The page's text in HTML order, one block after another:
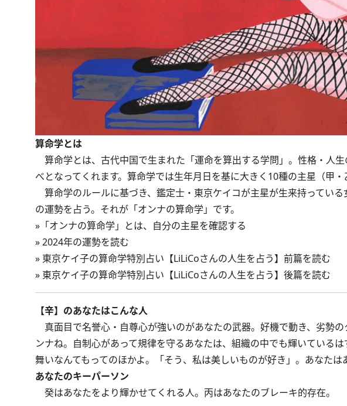
算命学とは
算命学とは、古代中国で生まれた「運命を算出する学問」。性格・人
べとなってくれます。算命学では生年月日を基に大きく10種の主星（甲
算命学のルールに基づき、鑑定士・東京ケイコが主星が生来持ってい
の運勢を占う。それが「オンナの算命学」です。
» 「オンナの算命学」とは、自分の主星を確認する
»2024年の運勢を読む
» 東京ケイ子の算命学特別占い【LiLiCoさんの人生を占う】前篇を読む
» 東京ケイ子の算命学特別占い【LiLiCoさんの人生を占う】後篇を読む
【辛】のあなたはこんな人
真面目で名誉心・自尊心が強いのがあなたの武器。好機で動き、劣勢
ンナね。自制心があって規律を守るあなたは、組織の中でも輝いている
舞いなんてもってのほかよ。「そう、私は美しいものが好き」。あなたは
あなたのキーパーソン
癸はあなたをより輝かせてくれる人。丙はあなたのブレーキ的存在。